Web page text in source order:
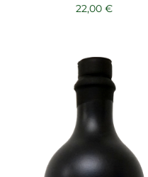
22,00 €